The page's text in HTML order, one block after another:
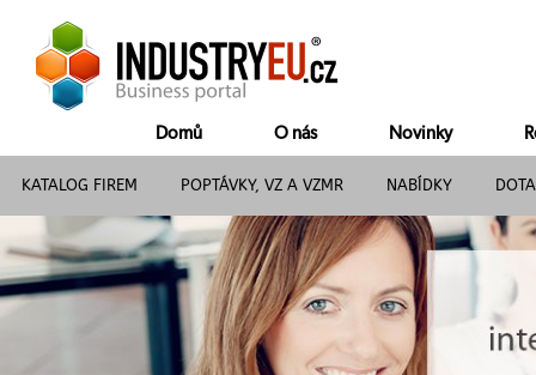
Domů O nás Novinky
KATALOG FIREM POPTÁVKY, VZ A VZMR NABÍDKY